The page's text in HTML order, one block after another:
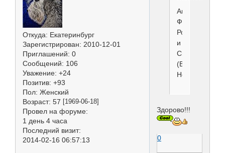
Откуда: Екатеринбург
Зарегистрирован: 2010-12-01
Приглашений: 0
Сообщений: 106
Уважение: +24
Позитив: +93
Пол: Женский
Возраст: 57 [1969-06-18]
Провел на форуме:
1 день 4 часа
Последний визит:
2014-02-16 06:57:13
Авторы
Федоровы
Ромил
и
Светлана
(Великий
Новгород)
Здорово!!!
0